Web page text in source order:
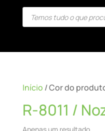
Products
search
Início / Cor do
R-8011 /